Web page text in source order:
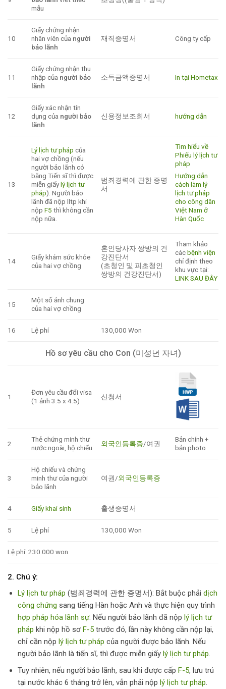
mẫu
10
Giấy chứng nhận
nhân viên của người
bảo lãnh
재직증명서 Công ty cấp
11
Giấy chứng nhận thu
nhập của người bảo
lãnh
소득금액증명서 In tại Hometax
12
Giấy xác nhận tín
dụng của người bảo
lãnh
신용정보조회서 hướng dẫn
13
Lý lịch tư pháp của
hai vợ chồng (nếu
người bảo lãnh có
bằng Tiến sĩ thì được
miễn giấylý lịch tư
pháp). Người bảo
lãnh đã nộp lltp khi
nộp F5 thì không cần
nộp nữa.
범죄경력에 관한 증명
서
Tìm hiểu về
Phiếu lý lịch tư
pháp
Hướng dẫn
cách làm lý
lịch tư pháp
cho công dân
Việt Nam ở
Hàn Quốc
14
Giấy khám sức khỏe
của hai vợ chồng
혼인당사자 쌍방의 건
강진단서
(초청인 및 피초청인
쌍방의 건강진단서)
Tham khảo
cácbệnh viện
chỉ định theo
khu vực tại:
LINK SAU ĐÂY
15
Một số ảnh chung
của hai vợ chồng
16 Lệ phí 130,000 Won
Hồ sơ yêu cầu cho Con (미성년 자녀)
1
Đơn yêu cầu đổi visa
(1 ảnh 3.5 x 4.5)
신청서
2
Thẻ chứng minh thư
nước ngoài, hộ chiếu
외국인등록증/여권
Bản chính +
bản photo
3
Hộ chiếu và chứng
minh thư của người
bảo lãnh
여권/외국인등록증
4 Giấy khai sinh 출생증명서
5 Lệ phí 130,000 Won
Lệ phí: 230.000 won
2. Chú ý:
Lý lịch tư pháp (범죄경력에 관한 증명서): Bắt buộc phải dịch
công chứng sang tiếng Hàn hoặc Anh và thực hiện quy trình
hợp pháp hóa lãnh sự. Nếu người bảo lãnh đã nộp lý lịch tư
pháp khi nộp hồ sơ F-5trước đó, lần này không cần nộp lại,
chỉ cần nộp lý lịch tư pháp của người được bảo lãnh. Nếu
người bảo lãnh là tiến sĩ, thì được miễn giấy lý lịch tư pháp.
Tuy nhiên, nếu người bảo lãnh, sau khi được cấp F-5, lưu trú
tại nước khác 6 tháng trở lên, vẫn phải nộp lý lịch tư pháp.